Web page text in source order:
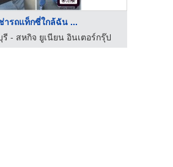
ารถแท็กซี่ใกล้ฉัน ...
- สหกิจ ยูเนียน อินเตอร์กรุ๊ป